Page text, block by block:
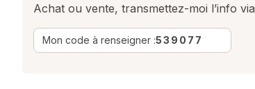
Achat ou vente, transmettez-moi l’info via
Mon code à renseigner :539077